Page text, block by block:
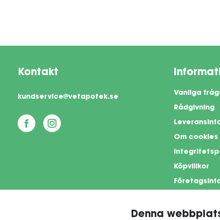
Denna
Kontakt
kundservice@vetapotek.se
Vanliga
Rådgivning
Om cookies
Köpvillkor
This